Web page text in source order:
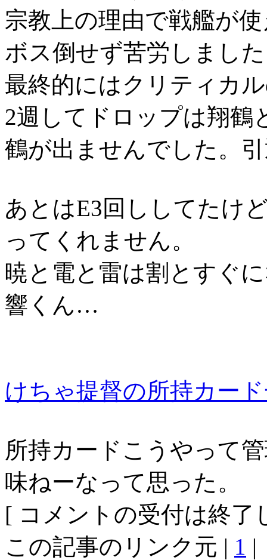
宗教上の理由で戦艦が
ボス倒せず苦労しまし
最終的にはクリティカ
2週してドロップは翔鶴
鶴が出ませんでした。
あとはE3回ししてたけ
ってくれません。
暁と電と雷は割とすぐ
響くん…
けちゃ提督の所持カー
所持カードこうやって
味ねーなって思った。
[ コメントの受付は終了
この記事のリンク元 | 1 |